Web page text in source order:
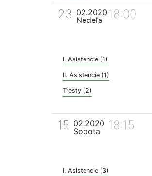
23 02.2020
Nedeľa
18:00
I. Asistencie (1)
II. Asistencie (1)
Tresty (2)
15 02.2020
Sobota
18:15
I. Asistencie (3)